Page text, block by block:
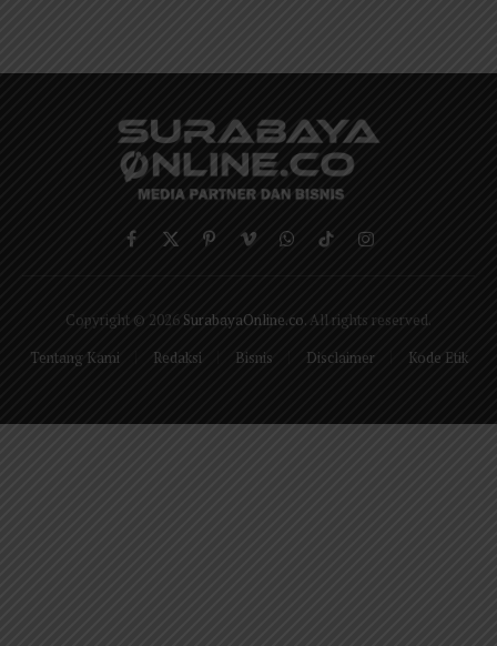
Facebook
X
PinterestVimeoWhatsApp
TikTokInstagram
Copyright © 2026 SurabayaOnline.co. All rights reserved.
Tentang Kami
Redaksi Bisnis Disclaimer Kode Etik